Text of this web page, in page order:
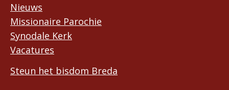
Nieuws
Missionaire Parochie
Synodale Kerk
Vacatures
Steun het bisdom Breda